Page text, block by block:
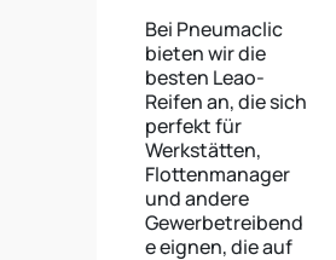
Bei Pneumaclic
bieten wir die
besten Leao-
Reifen an, die sich
perfekt für
Werkstätten,
Flottenmanager
und andere
Gewerbetreibend
e eignen, die auf